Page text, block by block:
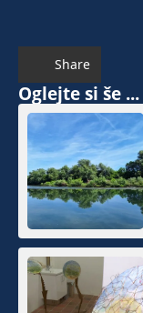
Share
Oglejte si še ...